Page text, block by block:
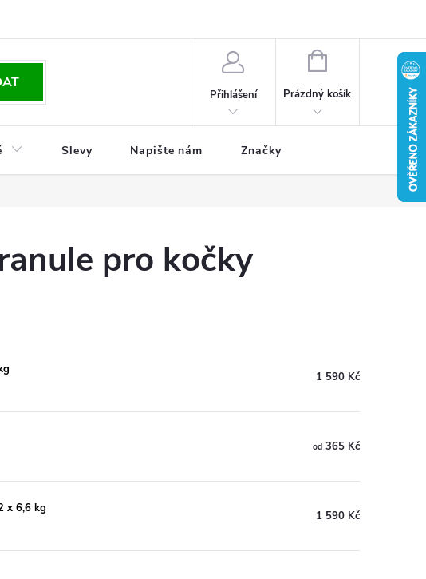
Přihlášení
NÁKUPNÍ
Prázdný košík
Slevy Napište nám Značky
pro kočky
1 590 Kč
od 365 Kč
x 6,6 kg
1 590 Kč